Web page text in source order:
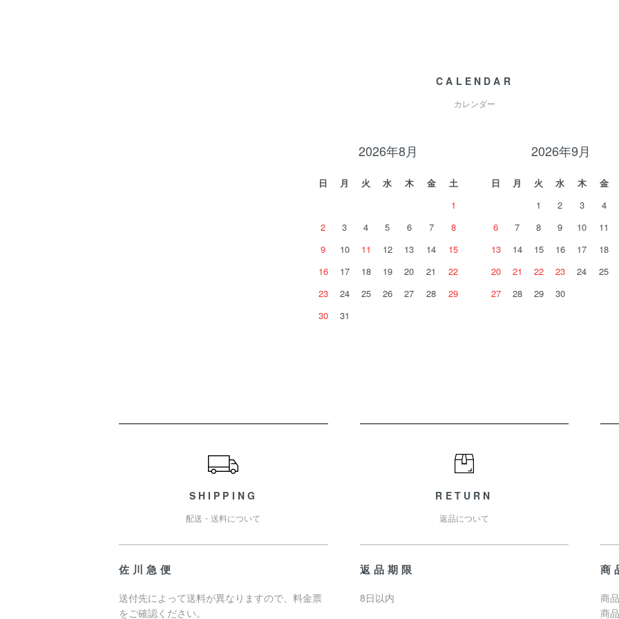
CALENDAR
カレンダー
2026年8月
日 月 火 水 木 金
土
1
2
3 4 5 6 7
8
9
10 11 12 13 14
15
16
17 18 19 20 21
22
23
24 25 26 27 28
29
30
31
2026年9月
日 月 火 水 木 金
1
2 3 4
6
7 8 9 10 11
13
14 15 16 17 18
20
21 22 23 24 25
27
28 29 30
SHIPPING
配送・送料について
佐川急便
送付先によって送料が異なりますので、料金票
をご確認ください。
RETURN
返品について
返品期限
8日以内
商
商
商